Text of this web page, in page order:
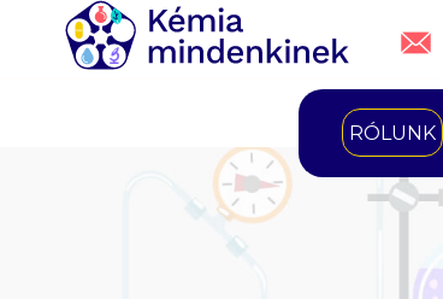
RÓLUNK